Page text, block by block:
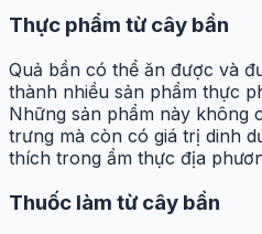
Thực phẩm từ cây bần
Quả bần có thể ăn được và
thành nhiều sản phẩm thực
Những sản phẩm này không
trưng mà còn có giá trị dinh
thích trong ẩm thực địa
Thuốc làm từ cây bần